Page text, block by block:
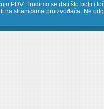
PDV. Trudimo se dati što bolji i
na stranicama proizvođača. Ne